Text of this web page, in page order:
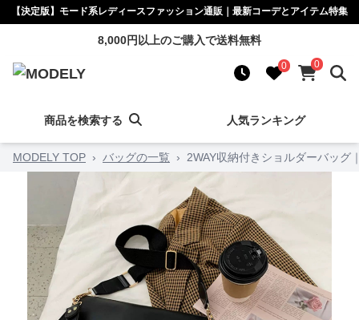
【決定版】モード系レディースファッション通販｜最新コーデとアイテム特集
8,000円以上のご購入で送料無料
0 0
商品を検索する 人気ランキング
MODELY TOP › バッグの一覧 › 2WAY収納付きショルダーバッ